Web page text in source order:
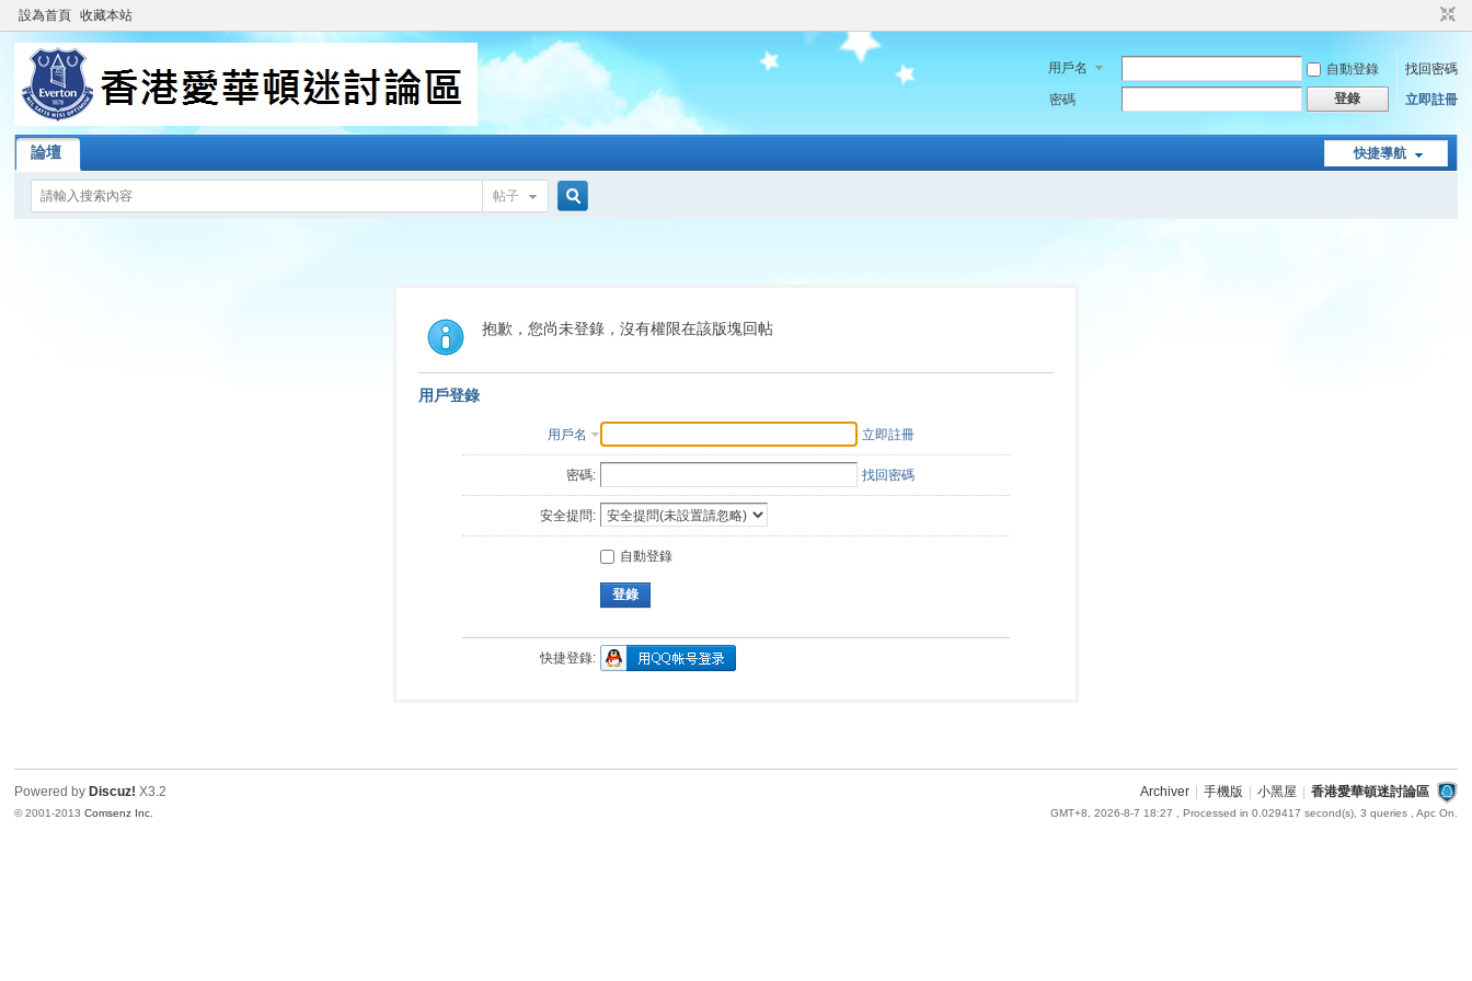
設為首頁 收藏本站
用戶名 自動登錄
找回密碼
密碼
登錄 立即註冊
快捷導航
論壇
帖子
索
抱歉，您尚未登錄，沒有權限在該版塊回帖
用戶登錄
用戶名 立即註冊
密碼: 找回密碼
安全提問:
自動登錄
登錄
快捷登錄:
Archiver 手機版 小黑屋 香港愛華頓迷討論區
GMT+8, 2026-8-7 18:27 , Processed in 0.029417 second(s), 3 queries , Apc On.
Powered by Discuz! X3.2
© 2001-2013Comsenz Inc.